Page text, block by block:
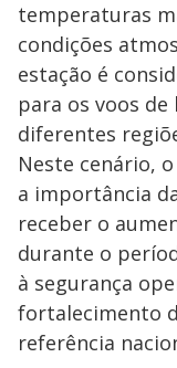
temperaturas
condições
estação é
para os voos
diferentes
Neste cenário,
a importância
receber o
durante o
à segurança
fortalecimento
referência